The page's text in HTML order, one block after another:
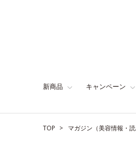
新商品 キャンペーン
TOP マガジン（美容情報・読